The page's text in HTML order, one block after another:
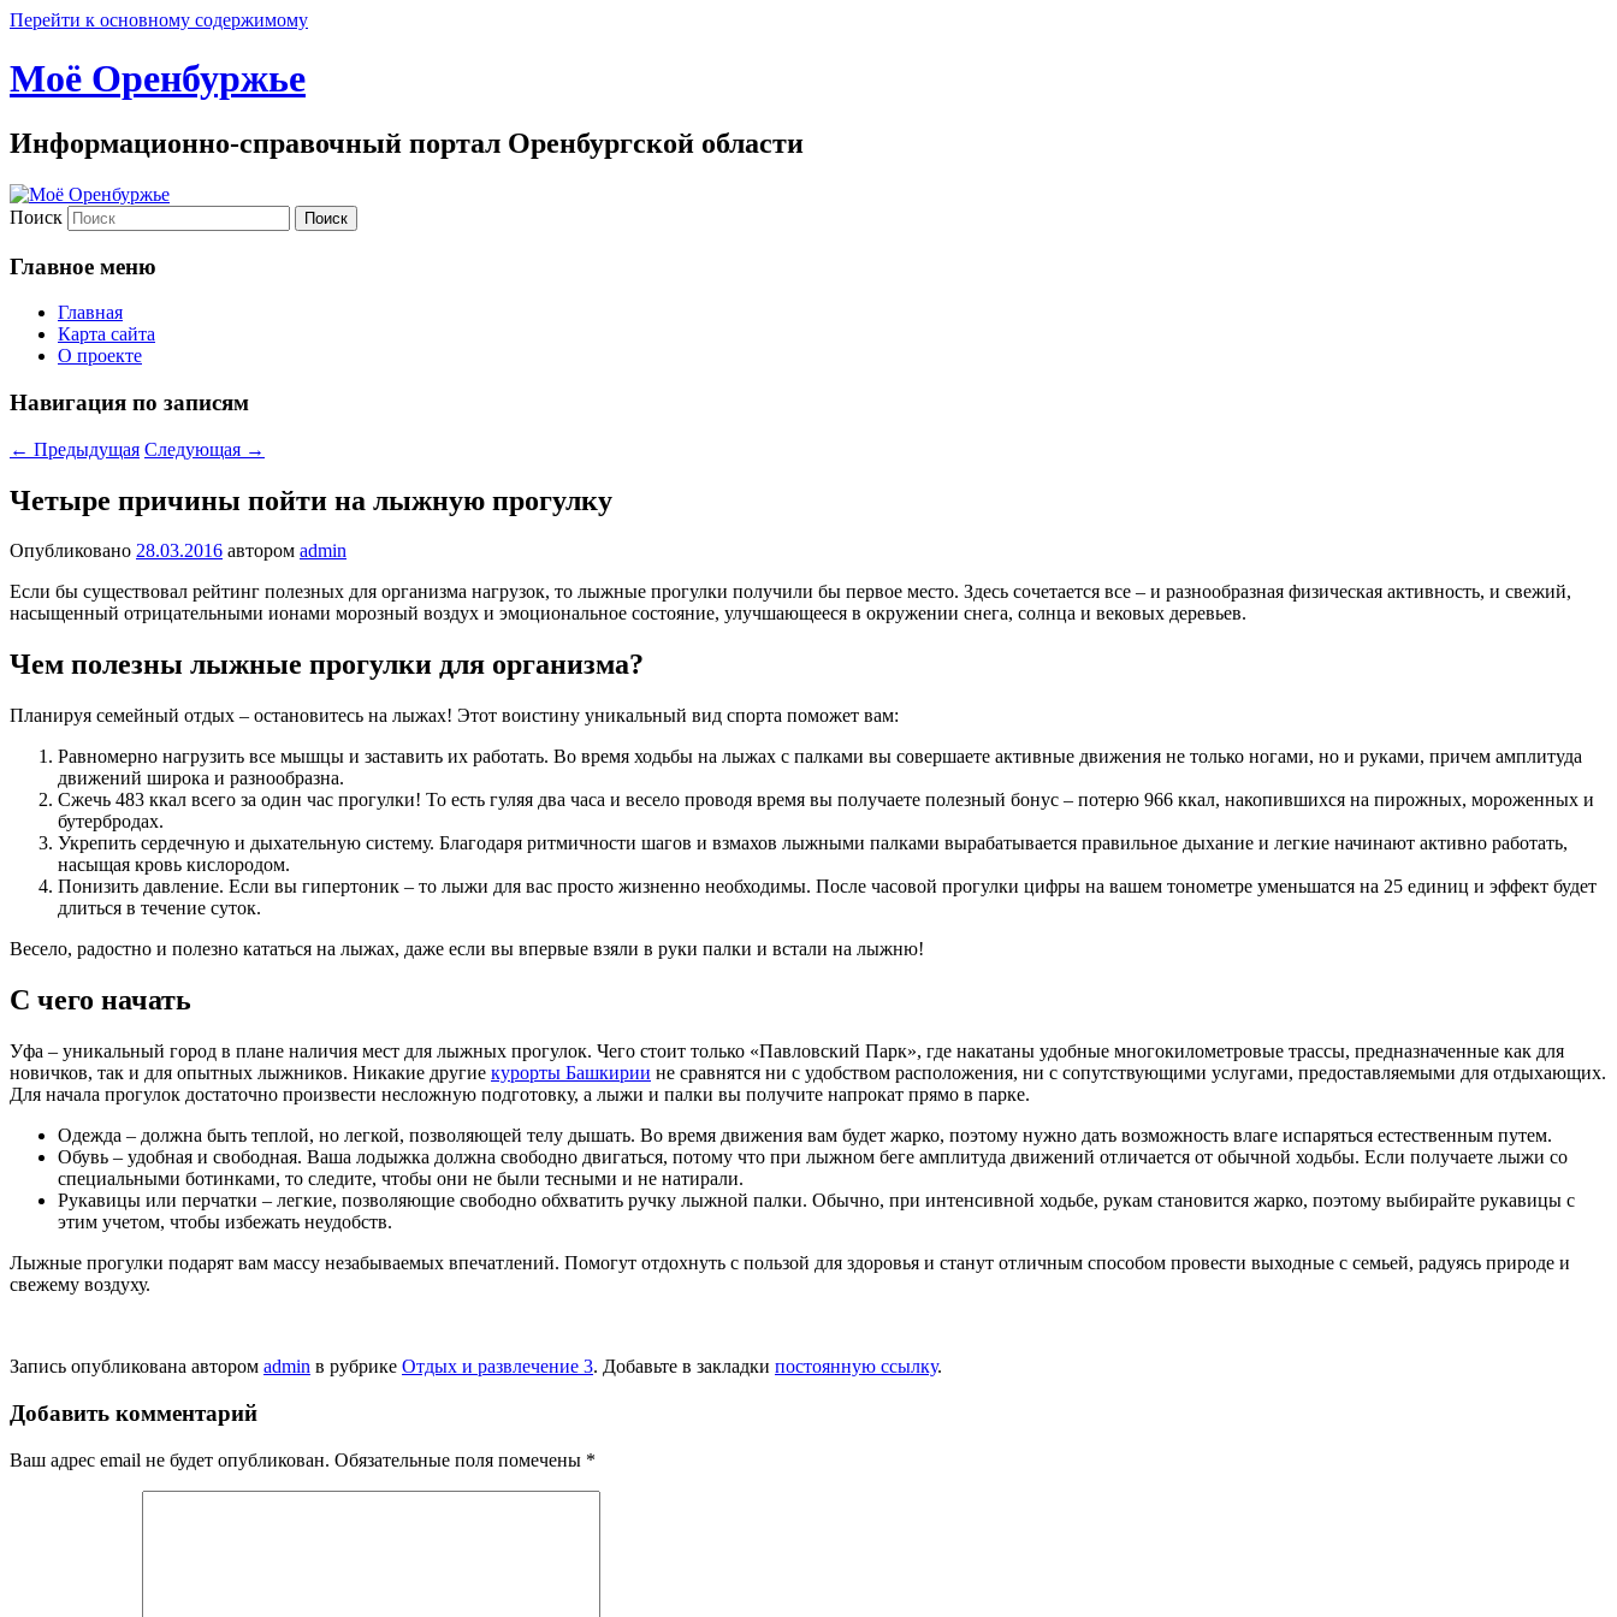
Перейти к основному содержимому
Моё Оренбуржье
Информационно-справочный портал Оренбургской области
Поиск
Главное меню
Главная
Карта сайта
О проекте
Навигация по записям
← Предыдущая Следующая →
Четыре причины пойти на лыжную прогулку
Опубликовано 28.03.2016 автором admin
Если бы существовал рейтинг полезных для организма нагрузок, то лыжные прогулки получили бы первое место. Здесь сочетается все – и разнообразная физическая активность, и свежий,
насыщенный отрицательными ионами морозный воздух и эмоциональное состояние, улучшающееся в окружении снега, солнца и вековых деревьев.
Чем полезны лыжные прогулки для организма?
Планируя семейный отдых – остановитесь на лыжах! Этот воистину уникальный вид спорта поможет вам:
Равномерно нагрузить все мышцы и заставить их работать. Во время ходьбы на лыжах с палками вы совершаете активные движения не только ногами, но и руками, причем амплитуда
движений широка и разнообразна.
Сжечь 483 ккал всего за один час прогулки! То есть гуляя два часа и весело проводя время вы получаете полезный бонус – потерю 966 ккал, накопившихся на пирожных, мороженных и
бутербродах.
Укрепить сердечную и дыхательную систему. Благодаря ритмичности шагов и взмахов лыжными палками вырабатывается правильное дыхание и легкие начинают активно работать,
насыщая кровь кислородом.
Понизить давление. Если вы гипертоник – то лыжи для вас просто жизненно необходимы. После часовой прогулки цифры на вашем тонометре уменьшатся на 25 единиц и эффект будет
длиться в течение суток.
Весело, радостно и полезно кататься на лыжах, даже если вы впервые взяли в руки палки и встали на лыжню!
С чего начать
Уфа – уникальный город в плане наличия мест для лыжных прогулок. Чего стоит только «Павловский Парк», где накатаны удобные многокилометровые трассы, предназначенные как для
новичков, так и для опытных лыжников. Никакие другие курорты Башкирии не сравнятся ни с удобством расположения, ни с сопутствующими услугами, предоставляемыми для отдыхающих.
Для начала прогулок достаточно произвести несложную подготовку, а лыжи и палки вы получите напрокат прямо в парке.
Одежда – должна быть теплой, но легкой, позволяющей телу дышать. Во время движения вам будет жарко, поэтому нужно дать возможность влаге испаряться естественным путем.
Обувь – удобная и свободная. Ваша лодыжка должна свободно двигаться, потому что при лыжном беге амплитуда движений отличается от обычной ходьбы. Если получаете лыжи со
специальными ботинками, то следите, чтобы они не были тесными и не натирали.
Рукавицы или перчатки – легкие, позволяющие свободно обхватить ручку лыжной палки. Обычно, при интенсивной ходьбе, рукам становится жарко, поэтому выбирайте рукавицы с
этим учетом, чтобы избежать неудобств.
Лыжные прогулки подарят вам массу незабываемых впечатлений. Помогут отдохнуть с пользой для здоровья и станут отличным способом провести выходные с семьей, радуясь природе и
свежему воздуху.
Запись опубликована автором admin в рубрике Отдых и развлечение 3. Добавьте в закладки постоянную ссылку.
Добавить комментарий
Ваш адрес email не будет опубликован. Обязательные поля помечены *